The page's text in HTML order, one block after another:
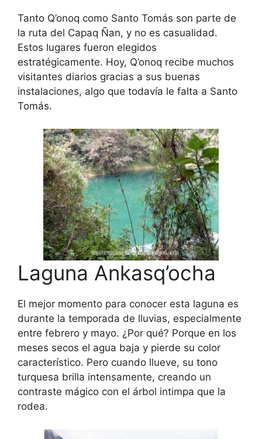
Tanto Q’onoq como Santo Tomás son parte de
la ruta del Capaq Ñan, y no es casualidad.
Estos lugares fueron elegidos
estratégicamente. Hoy, Q’onoq recibe muchos
visitantes diarios gracias a sus buenas
instalaciones, algo que todavía le falta a Santo
Tomás.
Laguna Ankasq’ocha
El mejor momento para conocer esta laguna es
durante la temporada de lluvias, especialmente
entre febrero y mayo. ¿Por qué? Porque en los
meses secos el agua baja y pierde su color
característico. Pero cuando llueve, su tono
turquesa brilla intensamente, creando un
contraste mágico con el árbol intimpa que la
rodea.